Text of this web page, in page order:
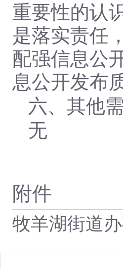
重要性的认
是落实责任
配强信息公
息公开发布
六、其他
无
附件
牧羊湖街道